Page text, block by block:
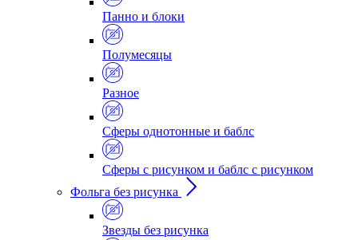
Панно и блоки
Полумесяцы
Разное
Сферы однотонные и баблс
Сферы с рисунком и баблс с рисунком
Фольга без рисунка
Звезды без рисунка